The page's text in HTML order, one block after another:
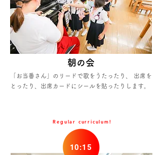
朝の会
「お当番さん」のリードで歌をうたったり、 出席を
とったり、出席カードにシールを貼ったりします。
Regular curriculum!
10:15